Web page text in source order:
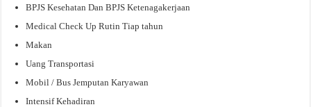
BPJS Kesehatan Dan BPJS Ketenagakerjaan
Medical Check Up Rutin Tiap tahun
Makan
Uang Transportasi
Mobil / Bus Jemputan Karyawan
Intensif Kehadiran